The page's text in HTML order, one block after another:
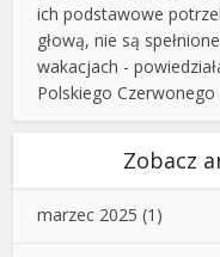
ich podstawowe
głową, nie są
wakacjach -
Polskiego Czerwonego
Zobacz
marzec 2025 (1)